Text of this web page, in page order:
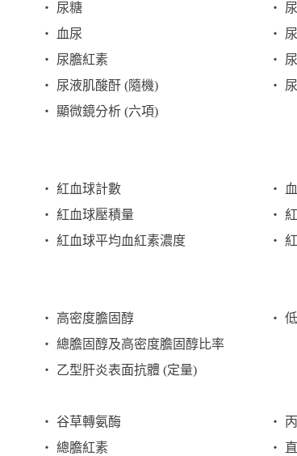
‧ 尿糖
‧
‧ 血尿
‧
‧ 尿膽紅素
‧
‧ 尿液肌酸酐 (隨機)
‧
‧ 顯微鏡分析 (六項)
‧ 紅血球計數
‧
‧ 紅血球壓積量
‧
‧ 紅血球平均血紅素濃度
‧
‧ 高密度膽固醇
‧
‧ 總膽固醇及高密度膽固醇比率
‧ 乙型肝炎表面抗體 (定量)
‧ 谷草轉氨酶
‧
‧ 總膽紅素
‧